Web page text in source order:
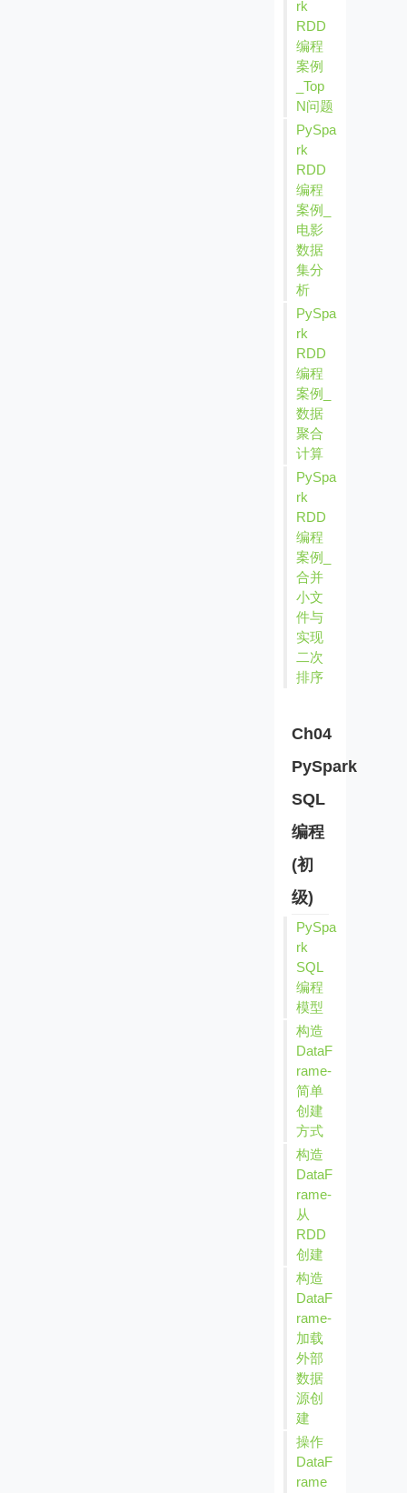
rk
RDD
编程
案例
_Top
N问题
PySpa
rk
RDD
编程
案例_
电影
数据
集分
析
PySpa
rk
RDD
编程
案例_
数据
聚合
计算
PySpa
rk
RDD
编程
案例_
合并
小文
件与
实现
二次
排序
Ch04
PySpark
SQL
编程
(初
级)
PySpa
rk
SQL
编程
模型
构造
DataF
rame-
简单
创建
方式
构造
DataF
rame-
从
RDD
创建
构造
DataF
rame-
加载
外部
数据
源创
建
操作
DataF
rame